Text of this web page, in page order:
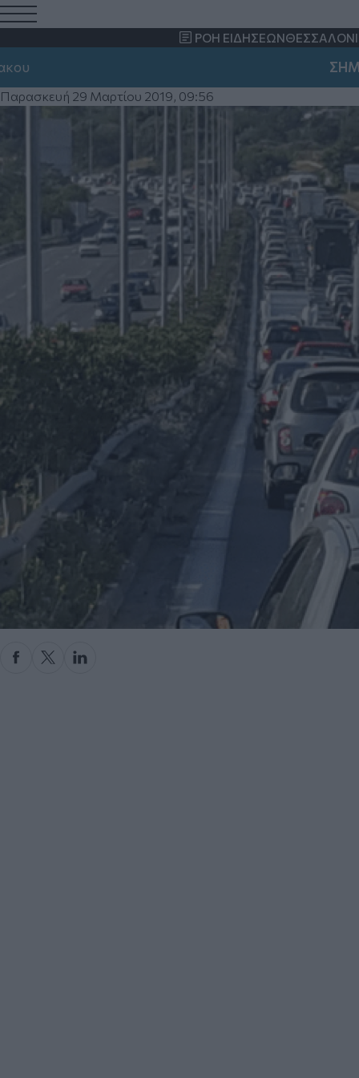
ΡΟΗ ΕΙΔΗΣΕΩΝ
ΣΗΜΑΝΤΙΚΟ:
Θεσσαλονίκη: Μία
περιφερειακή οδό
Παρασκευή 29 Μαρτίου 2019, 09:56